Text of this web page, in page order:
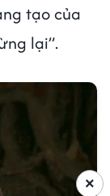
tạo của
lại”.
×